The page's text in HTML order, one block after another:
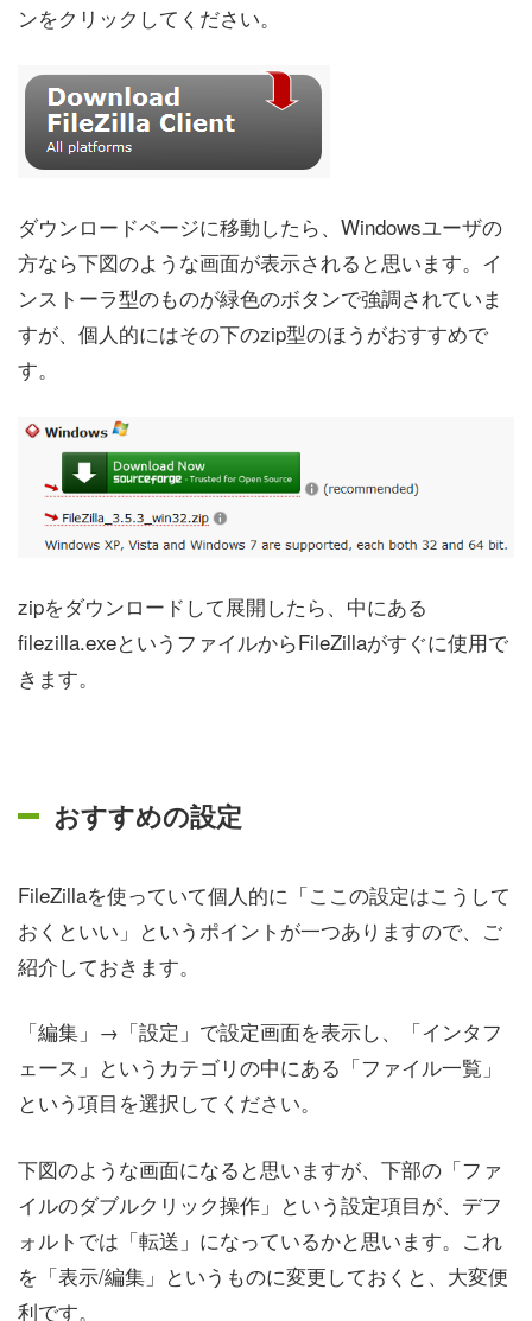
ンをクリックしてください。
ダウンロードページに移動したら、Windowsユーザの
方なら下図のような画面が表示されると思います。イ
ンストーラ型のものが緑色のボタンで強調されていま
すが、個人的にはその下のzip型のほうがおすすめで
す。
zipをダウンロードして展開したら、中にある
filezilla.exeというファイルからFileZillaがすぐに使用で
きます。
おすすめの設定
FileZillaを使っていて個人的に「ここの設定はこうして
おくといい」というポイントが一つありますので、ご
紹介しておきます。
「編集」→「設定」で設定画面を表示し、「インタフ
ェース」というカテゴリの中にある「ファイル一覧」
という項目を選択してください。
下図のような画面になると思いますが、下部の「ファ
イルのダブルクリック操作」という設定項目が、デフ
ォルトでは「転送」になっているかと思います。これ
を「表示/編集」というものに変更しておくと、大変便
利です。